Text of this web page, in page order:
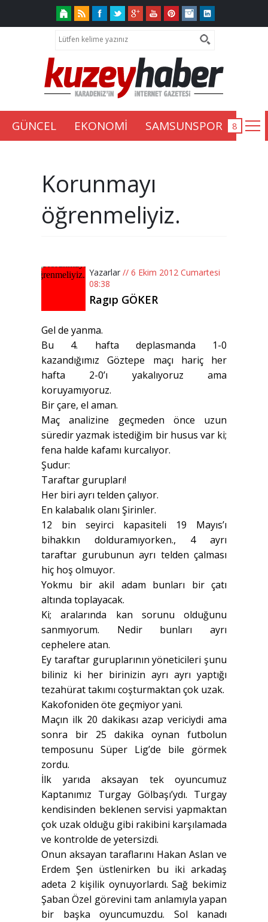
GÜNCEL EKONOMİ SAMSUNSPOR
Korunmayı
öğrenmeliyiz.
Yazarlar // 6 Ekim 2012 Cumartesi
08:38
Ragıp GÖKER
Gel de yanma.
Bu 4. hafta deplasmanda 1-0
kazandığımız Göztepe maçı hariç her
hafta 2-0’ı yakalıyoruz ama
koruyamıyoruz.
Bir çare, el aman.
Maç analizine geçmeden önce uzun
süredir yazmak istediğim bir husus var ki;
fena halde kafamı kurcalıyor.
Şudur:
Taraftar gurupları!
Her biri ayrı telden çalıyor.
En kalabalık olanı Şirinler.
12 bin seyirci kapasiteli 19 Mayıs’ı
bihakkın dolduramıyorken., 4 ayrı
taraftar gurubunun ayrı telden çalması
hiç hoş olmuyor.
Yokmu bir akil adam bunları bir çatı
altında toplayacak.
Ki; aralarında kan sorunu olduğunu
sanmıyorum. Nedir bunları ayrı
cephelere atan.
Ey taraftar guruplarının yöneticileri şunu
biliniz ki her birinizin ayrı ayrı yaptığı
tezahürat takımı coşturmaktan çok uzak.
Kakofoniden öte geçmiyor yani.
Maçın ilk 20 dakikası azap vericiydi ama
sonra bir 25 dakika oynan futbolun
temposunu Süper Lig’de bile görmek
zordu.
İlk yarıda aksayan tek oyuncumuz
Kaptanımız Turgay Gölbaşı’ydı. Turgay
kendisinden beklenen servisi yapmaktan
çok uzak olduğu gibi rakibini karşılamada
ve kontrolde de yetersizdi.
Onun aksayan taraflarını Hakan Aslan ve
Erdem Şen üstlenirken bu iki arkadaş
adeta 2 kişilik oynuyorlardı. Sağ bekimiz
Şaban Özel görevini tam anlamıyla yapan
bir başka oyuncumuzdu. Sol kanadı